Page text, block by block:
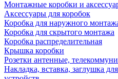
Монтажные коробки и
Аксессуары для коробок
Коробка для наружного
Коробка для скрытого монтажа
Коробка распределительная
Крышка коробки
Розетки антенные,
Накладка, вставка, заглушка